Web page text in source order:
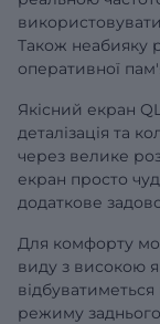
Також неабияку
оперативної
Якісний екран
деталізація та
через велике
екран просто
додаткове
Для комфорту
виду з високою
режиму